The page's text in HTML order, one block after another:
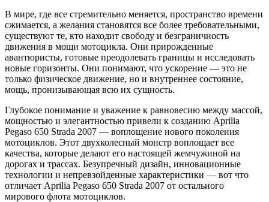
В мире, где все стремительно меняется, пространство времени
сжимается, а желания становятся все более требовательными,
существуют те, кто находит свободу и безграничность
движения в мощи мотоцикла. Они прирожденные
авантюристы, готовые преодолевать границы и исследовать
новые горизонты. Они понимают, что ускорение — это не
только физическое движение, но и внутреннее состояние,
мощь, пронизывающая всю их сущность.
Глубокое понимание и уважение к равновесию между массой,
мощностью и элегантностью привели к созданию Aprilia
Pegaso 650 Strada 2007 — воплощение нового поколения
мотоциклов. Этот двухколесный монстр воплощает все
качества, которые делают его настоящей жемчужиной на
дорогах и трассах. Безупречный дизайн, инновационные
технологии и непревзойденные характеристики — вот что
отличает Aprilia Pegaso 650 Strada 2007 от остального
мирового флота мотоциклов.